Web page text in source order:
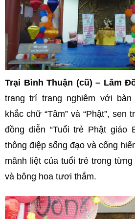
Trại Bình Thuận (cũ) – Lâm
trang trí trang nghiêm với
khắc chữ “Tâm” và “Phật”, sen
đồng diễn “Tuổi trẻ Phật giáo
thông điệp sống đạo và cống
mãnh liệt của tuổi trẻ trong
và bông hoa tươi thắm.